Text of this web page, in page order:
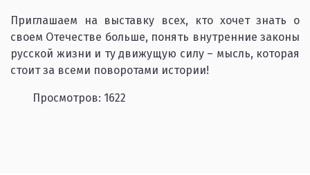
Приглашаем на выставку всех, кто хочет знать о
своем Отечестве больше, понять внутренние законы
русской жизни и ту движущую силу – мысль, которая
стоит за всеми поворотами истории!
Просмотров: 1622